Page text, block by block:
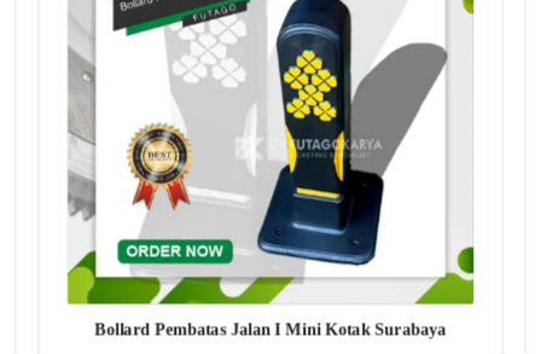
Bollard Pembatas Jalan I Mini Kotak Surabaya